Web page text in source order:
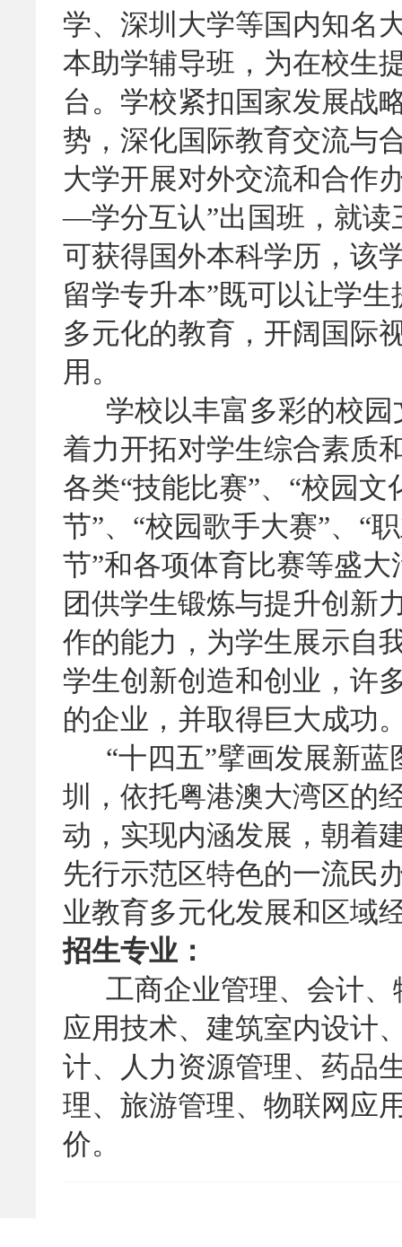
学、深圳大学等国内知名
本助学辅导班，为在校生
台。学校紧扣国家发展战
势，深化国际教育交流与
大学开展对外交流和合作
—学分互认”出国班，就读
可获得国外本科学历，该
留学专升本”既可以让学
多元化的教育，开阔国际
用。
学校以丰富多彩的校园
着力开拓对学生综合素质
各类“技能比赛”、“校园文
节”、“校园歌手大赛”、“
节”和各项体育比赛等盛
团供学生锻炼与提升创新
作的能力，为学生展示自
学生创新创造和创业，许
的企业，并取得巨大成功
“十四五”擘画发展新蓝
圳，依托粤港澳大湾区的
动，实现内涵发展，朝着
先行示范区特色的一流民
业教育多元化发展和区域
招生专业：
工商企业管理、会计
应用技术、建筑室内设计
计、人力资源管理、药品
理、旅游管理、物联网应
价。